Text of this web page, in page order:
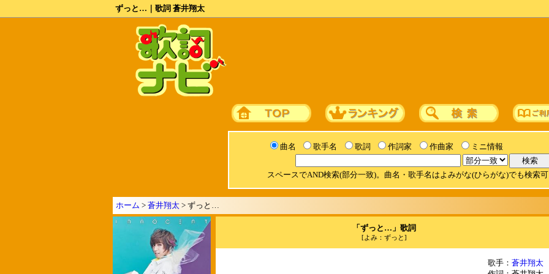
ずっと…｜歌詞 蒼井翔太
曲名 歌手名 歌詞 作詞家 作曲家 ミニ情報
スペースでAND検索(部分一致)。曲名・歌手名はよみがな(ひらがな)でも検索
ホーム > 蒼井翔太 > ずっと…
「ずっと…」歌詞
[よみ：ずっと]
歌手： 蒼井翔太